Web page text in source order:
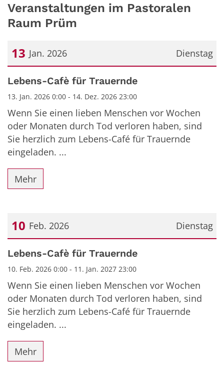
Veranstaltungen im Pastoralen
Raum Prüm
Dienstag
13 Jan. 2026
Datum: 13. Januar 2026
Lebens-Cafè für Trauernde
13. Jan. 2026 0:00 - 14. Dez. 2026 23:00
Wenn Sie einen lieben Menschen vor Wochen
oder Monaten durch Tod verloren haben, sind
Sie herzlich zum Lebens-Café für Trauernde
eingeladen. ...
Mehr
Dienstag
10 Feb. 2026
Datum: 10. Februar 2026
Lebens-Cafè für Trauernde
10. Feb. 2026 0:00 - 11. Jan. 2027 23:00
Wenn Sie einen lieben Menschen vor Wochen
oder Monaten durch Tod verloren haben, sind
Sie herzlich zum Lebens-Café für Trauernde
eingeladen. ...
Mehr